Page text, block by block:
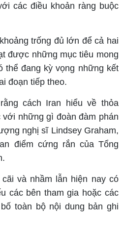
các điều khoản ràng buộc
trống đủ lớn để cả hai
được những mục tiêu mong
thể đang kỳ vọng những kết
đoạn tiếp theo.
cách Iran hiểu về thỏa
những gì đoàn đàm phán
nghị sĩ Lindsey Graham,
điểm cứng rắn của Tổng
và nhầm lẫn hiện nay có
các bên tham gia hoặc các
toàn bộ nội dung bản ghi